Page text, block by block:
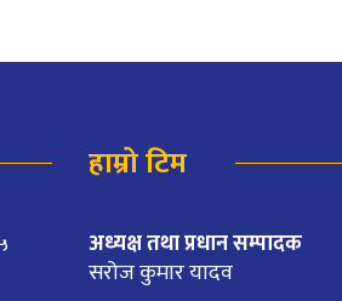
हाम्रो टिम
अध्यक्ष तथा प्रधान सम्पादक
सरोज कुमार यादव